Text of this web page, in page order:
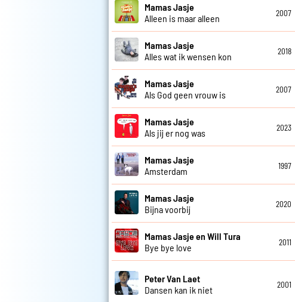
Mamas Jasje
Alleen is maar alleen
2007
Mamas Jasje
Alles wat ik wensen kon
2018
Mamas Jasje
Als God geen vrouw is
2007
Mamas Jasje
Als jij er nog was
2023
Mamas Jasje
Amsterdam
1997
Mamas Jasje
Bijna voorbij
2020
Mamas Jasje en Will Tura
Bye bye love
2011
Peter Van Laet
Dansen kan ik niet
2001